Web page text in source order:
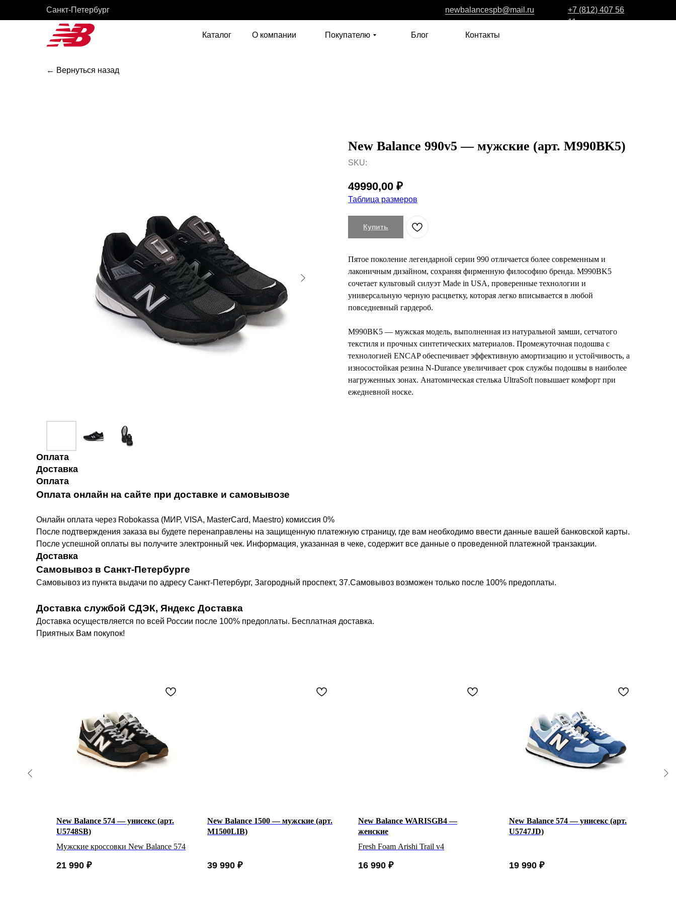
Cанкт-Петербург newbalancespb@mail.ru
+7 (812) 407 56
11
Каталог
О компании Покупателю Блог Контакты
← Вернуться назад
New Balance 990v5 — мужские (арт. M990BK5)
SKU:
49990,00 ₽
Таблица размеров
Купить
Пятое поколение легендарной серии 990 отличается более современным и
лаконичным дизайном, сохраняя фирменную философию бренда. M990BK5
сочетает культовый силуэт Made in USA, проверенные технологии и
универсальную черную расцветку, которая легко вписывается в любой
повседневный гардероб.
M990BK5 — мужская модель, выполненная из натуральной замши, сетчатого
текстиля и прочных синтетических материалов. Промежуточная подошва с
технологией ENCAP обеспечивает эффективную амортизацию и устойчивость, а
износостойкая резина N-Durance увеличивает срок службы подошвы в наиболее
нагруженных зонах. Анатомическая стелька UltraSoft повышает комфорт при
ежедневной носке.
Оплата
Доставка
Оплата
Оплата онлайн на сайте при доставке и самовывозе
Онлайн оплата через Robokassa (МИР, VISA, MasterCard, Maestro) комиссия 0%
После подтверждения заказа вы будете перенаправлены на защищенную платежную страницу, где вам необходимо ввести данные вашей банковской карты.
После успешной оплаты вы получите электронный чек. Информация, указанная в чеке, содержит все данные о проведенной платежной транзакции.
Доставка
Самовывоз в Санкт-Петербурге
Самовывоз из пункта выдачи по адресу Санкт-Петербург, Загородный проспект, 37.Самовывоз возможен только после 100% предоплаты.
Доставка службой СДЭК, Яндекс Доставка
Доставка осуществляется по всей России после 100% предоплаты. Бесплатная доставка.
Приятных Вам покупок!
New Balance 574 — унисекс (арт.
U5748SB)
Мужские кроссовки New Balance 574
21 990 ₽
New Balance 1500 — мужские (арт.
M1500LIB)
39 990 ₽
New Balance WARISGB4 —
женские
Fresh Foam Arishi Trail v4
16 990 ₽
New Balance 574 — унисекс (арт.
U5747JD)
19 990 ₽